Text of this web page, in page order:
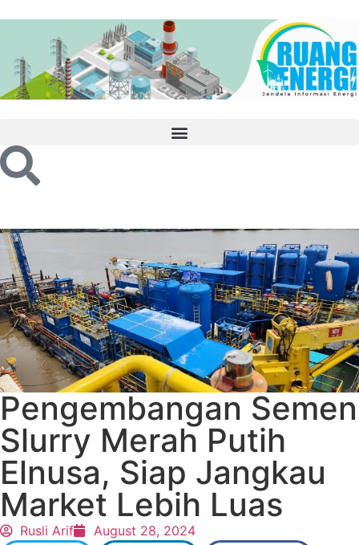
Pengembangan Semen
Slurry Merah Putih
Elnusa, Siap Jangkau
Market Lebih Luas
Rusli Arif August 28, 2024